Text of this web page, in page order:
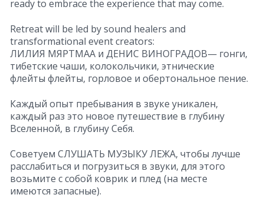
ready to embrace the experience that may come.
Retreat will be led by sound healers and
transformational event creators:
ЛИЛИЯ МЯРТМАА и ДЕНИС ВИНОГРАДОВ— гонги,
тибетские чаши, колокольчики, этнические
флейты флейты, горловое и обертональное пениe.
Каждый опыт пребывания в звуке уникален,
каждый раз это новое путешествие в глубину
Вселенной, в глубину Cебя.
Советуем СЛУШАТЬ МУЗЫКУ ЛЕЖА, чтобы лучше
расслабиться и погрузиться в звуки, для этого
возьмите с собой коврик и плед (на месте
имеются запасные).